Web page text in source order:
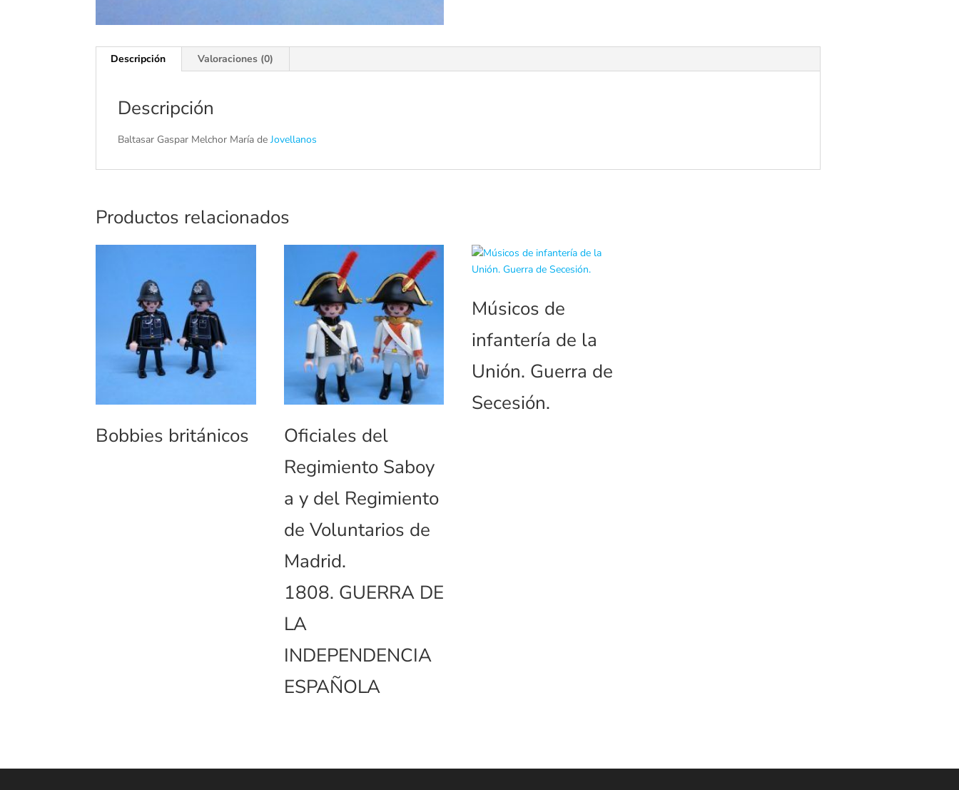
Descripción Valoraciones (0)
Descripción
Baltasar Gaspar Melchor María deJovellanos
Productos relacionados
Bobbies británicos
Oficiales del
Regimiento Saboy
a y del Regimiento
de Voluntarios de
Madrid.
1808. GUERRA DE
LA
INDEPENDENCIA
ESPAÑOLA
Músicos de
infantería de la
Unión. Guerra de
Secesión.